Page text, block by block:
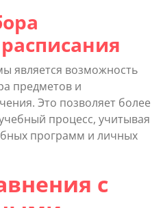
является возможность
предметов и
Это позволяет более
процесс, учитывая
программ и личных
с